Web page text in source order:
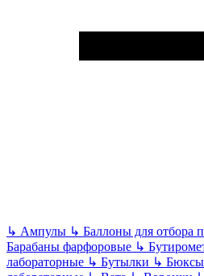
↳ Ампулы ↳ Баллоны для отбора
Барабаны фарфоровые ↳
лабораторные ↳ Бутылки ↳ Бюксы